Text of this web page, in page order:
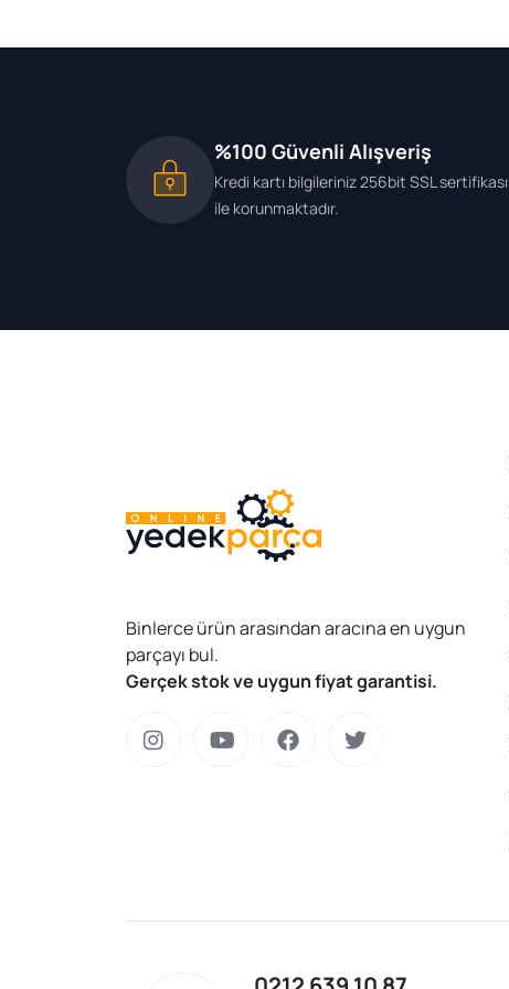
%100 Güvenli Alışveriş
Kredi kartı bilgileriniz 256bit SSL sertifikası
ile korunmaktadır.
Binlerce ürün arasından aracına en uygun
parçayı bul.
Gerçek stok ve uygun fiyat garantisi.